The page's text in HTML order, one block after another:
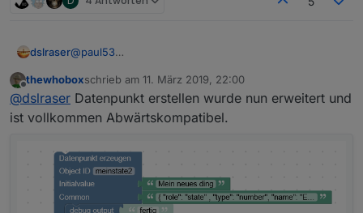
dslraser@paul53
ich nicht angeben. Ich muß dann also immer nochmal
da rein und zusätzliche Angaben machen bzw.
ändern.
Offline
thewhoboxschrieb am 11. März 2019, 22:00
zuletzt editiert von
@dslraser Datenpunkt erstellen wurde nun erweitert und
ist vollkommen Abwärtskompatibel.